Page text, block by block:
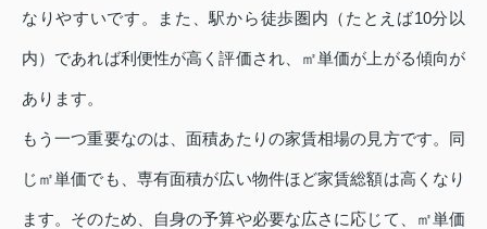
なりやすいです。また、駅から徒歩圏内（たとえば10分以
内）であれば利便性が高く評価され、㎡単価が上がる傾向が
あります。
もう一つ重要なのは、面積あたりの家賃相場の見方です。同
じ㎡単価でも、専有面積が広い物件ほど家賃総額は高くなり
ます。そのため、自身の予算や必要な広さに応じて、㎡単価